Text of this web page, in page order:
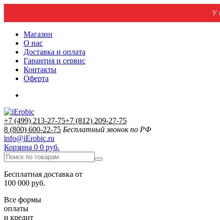
У
Магазин
О нас
Доставка и оплата
Гарантия и сервис
Контакты
Оферта
+7 (499) 213-27-75+7 (812) 209-27-75
8 (800) 600-22-75 Бесплатный звонок по РФ
info@iErobic.ru
Корзина 0 0 руб.
Бесплатная доставка от
100 000 руб.
Все формы
оплаты
и кредит